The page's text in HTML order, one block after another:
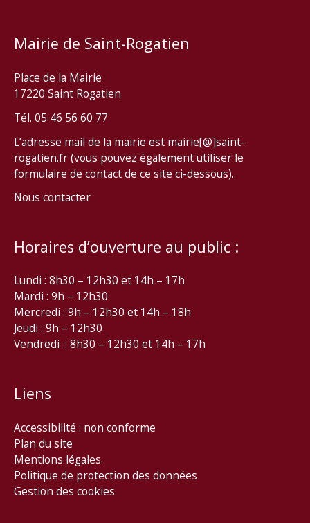
Mairie de Saint-Rogatien
Place de la Mairie
17220 Saint Rogatien
Tél. 05 46 56 60 77
L’adresse mail de la mairie est mairie[@]saint-
rogatien.fr (vous pouvez également utiliser le
formulaire de contact de ce site ci-dessous).
Nous contacter
Horaires d’ouverture au public :
Lundi : 8h30 – 12h30 et 14h – 17h
Mardi : 9h – 12h30
Mercredi : 9h – 12h30 et 14h – 18h
Jeudi : 9h – 12h30
Vendredi : 8h30 – 12h30 et 14h – 17h
Liens
Accessibilité : non conforme
Plan du site
Mentions légales
Politique de protection des données
Gestion des cookies